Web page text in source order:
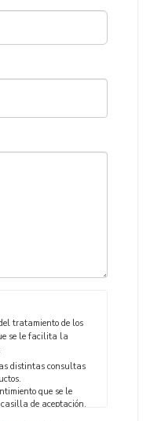
tratamiento de los
se le facilita la
distintas consultas
que se le
de aceptación.